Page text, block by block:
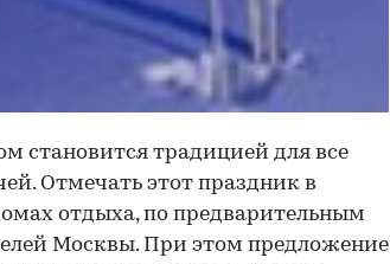
становится традицией для все
Отмечать этот праздник в
отдыха, по предварительным
Москвы. При этом предложение